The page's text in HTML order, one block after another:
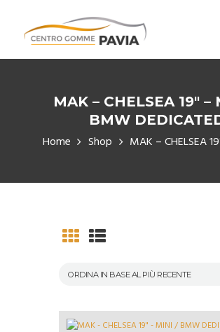
MAK – CHELSEA 19″
BMW
Home Shop MAK – CHELSEA